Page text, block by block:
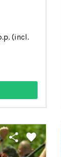
(incl.
share favorite